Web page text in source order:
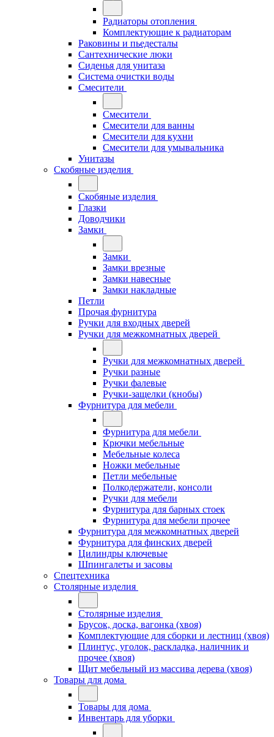
Радиаторы отопления
Комплектующие к радиаторам
Раковины и пьедесталы
Сантехнические люки
Сиденья для унитаза
Система очистки воды
Смесители
Смесители
Смесители для ванны
Смесители для кухни
Смесители для умывальника
Унитазы
Скобяные изделия
Скобяные изделия
Глазки
Доводчики
Замки
Замки
Замки врезные
Замки навесные
Замки накладные
Петли
Прочая фурнитура
Ручки для входных дверей
Ручки для межкомнатных дверей
Ручки для межкомнатных дверей
Ручки разные
Ручки фалевые
Ручки-защелки (кнобы)
Фурнитура для мебели
Фурнитура для мебели
Крючки мебельные
Мебельные колеса
Ножки мебельные
Петли мебельные
Полкодержатели, консоли
Ручки для мебели
Фурнитура для барных стоек
Фурнитура для мебели прочее
Фурнитура для межкомнатных дверей
Фурнитура для финских дверей
Цилиндры ключевые
Шпингалеты и засовы
Спецтехника
Столярные изделия
Столярные изделия
Брусок, доска, вагонка (хвоя)
Комплектующие для сборки и лестниц (хвоя)
Плинтус, уголок, раскладка, наличник и
прочее (хвоя)
Щит мебельный из массива дерева (хвоя)
Товары для дома
Товары для дома
Инвентарь для уборки